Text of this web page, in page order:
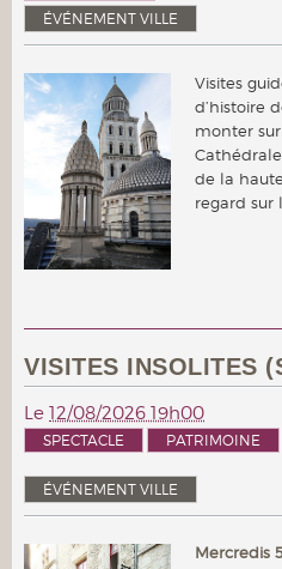
ÉVÉNEMENT VILLE
Visites
d’histoire
monter
de la
regard sur
VISITES INSOLITES
Le 12/08/2026 19h00
SPECTACLE PATRIMOINE
ÉVÉNEMENT VILLE
Mercredis